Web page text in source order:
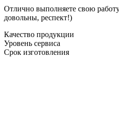
Отлично выполняете свою
довольны, респект!)
Качество продукции
Уровень сервиса
Срок изготовления